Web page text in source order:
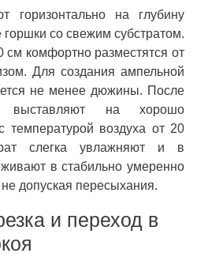
горизонтально на глубину
горшки со свежим субстратом.
см комфортно разместятся от
Для создания ампельной
не менее дюжины. После
выставляют на хорошо
температурой воздуха от 20
слегка увлажняют и в
в стабильно умеренно
допуская пересыхания.
и переход в